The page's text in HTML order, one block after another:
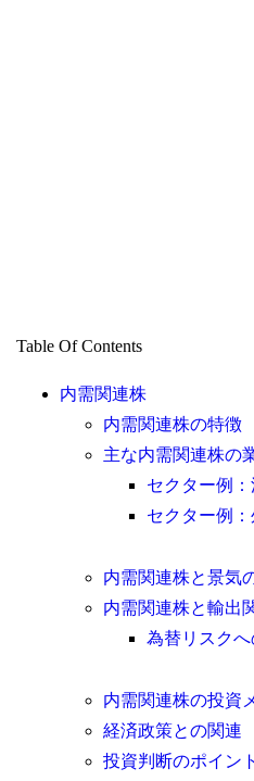
Table Of Contents
内需関連株
内需関連株の特徴
主な内需関連株の
セクター例
セクター例
内需関連株と景気
内需関連株と輸出
為替リスクへ
内需関連株の投資
経済政策との関連
投資判断のポイント